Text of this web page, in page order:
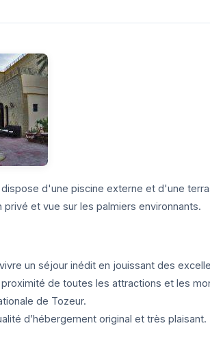
dispose d'une piscine externe et d'une
et vue sur les palmiers environnants.
un séjour inédit en jouissant des
de toutes les attractions et les
de Tozeur.
d’hébergement original et très plaisant.